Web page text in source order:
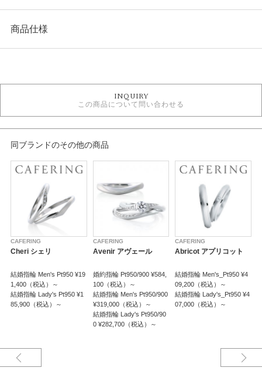
商品仕様
婚約指輪
婚約指輪 ウェーブ・S字
婚約指輪 サイドメレ
人気ブランド婚約指輪
婚約指輪 プラチナカラー
デザイン
キュート
テイスト
婚約指輪 キュート
紹介文
Fraisier
フレジェ/幸福の訪れ
petitfour ＜プティフール＞
ひと口ケーキをイメージしたエンゲージリングシリーズ。
※婚約指輪はセンターダイヤモンドを含む価格です。
※選ばれる素材・ダイヤモンドグレードにより価格は変わります。
INQUIRY
この商品について問い合わせる
同ブランドのその他の商品
CAFERING
Cheri シェリ
結婚指輪 Men's Pt950 ¥19
1,400（税込）～
結婚指輪 Lady's Pt950 ¥1
85,900（税込）～
CAFERING
Avenir アヴェール
婚約指輪 Pt950/900 ¥584,
100（税込）～
結婚指輪 Men's Pt950/900
¥319,000（税込）～
結婚指輪 Lady's Pt950/90
0 ¥282,700（税込）～
CAFERING
Abricot アプリコット
結婚指輪 Men's_Pt950 ¥4
09,200（税込）～
結婚指輪 Lady's_Pt950 ¥4
07,000（税込）～